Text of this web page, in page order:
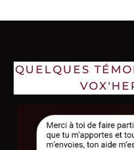
QUELQUES